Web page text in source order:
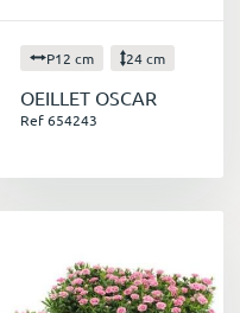
P12 cm 24 cm
OEILLET OSCAR
Ref 654243